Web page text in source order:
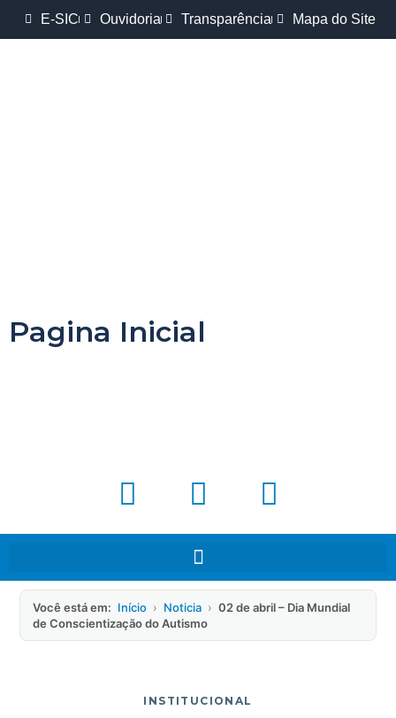
E-SIC Ouvidoria Transparência Mapa do Site
Pagina Inicial
Você está em: Início › Noticia › 02 de abril – Dia Mundial
de Conscientização do Autismo
INSTITUCIONAL